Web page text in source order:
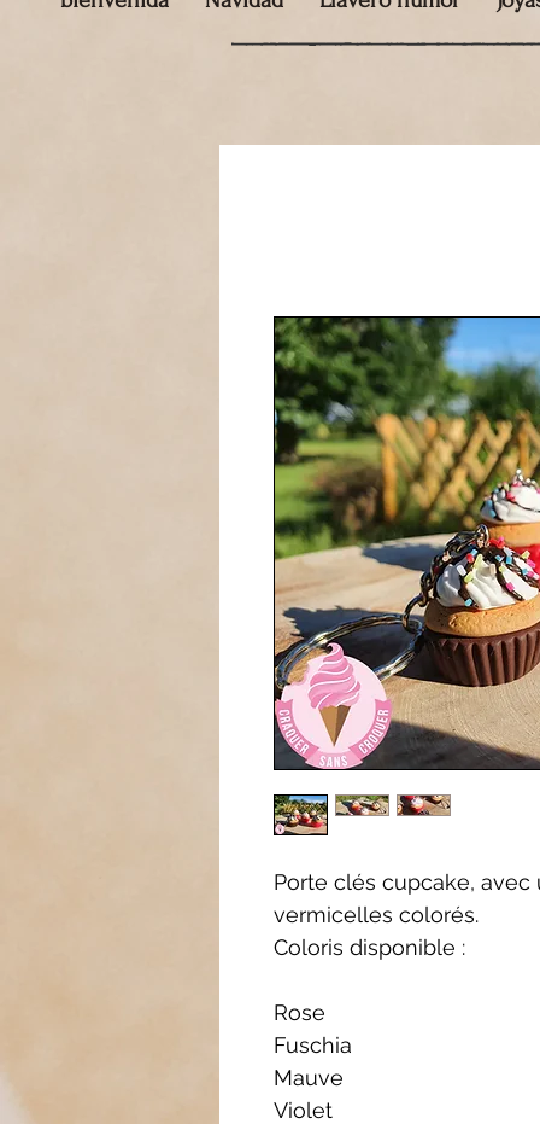
Porte clés cupcake,
vermicelles colorés.
Coloris disponible :
Rose
Fuschia
Mauve
Violet